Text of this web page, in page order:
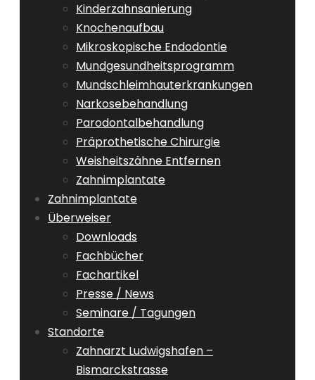
Kinderzahnsanierung
Knochenaufbau
Mikroskopische Endodontie
Mundgesundheitsprogramm
Mundschleimhauterkrankungen
Narkosebehandlung
Parodontalbehandlung
Präprothetische Chirurgie
Weisheitszähne Entfernen
Zahnimplantate
Zahnimplantate
Überweiser
Downloads
Fachbücher
Fachartikel
Presse / News
Seminare / Tagungen
Standorte
Zahnarzt Ludwigshafen –
Bismarckstrasse